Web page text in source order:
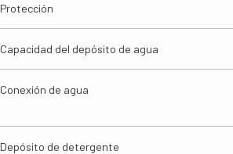
Protección
Capacidad del depósito de agua
Conexión de agua
Depósito de detergente